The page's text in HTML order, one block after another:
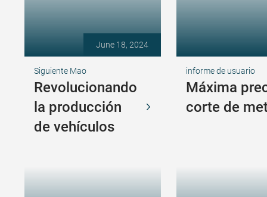
June 18, 2024
Siguiente Mao
Revolucionando
la producción
de vehículos
informe de usuario
Máxima
corte de